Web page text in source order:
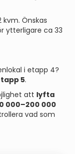
Önskas
ytterligare ca 33
i etapp 4?
5.
att lyfta
000–200 000
vad som